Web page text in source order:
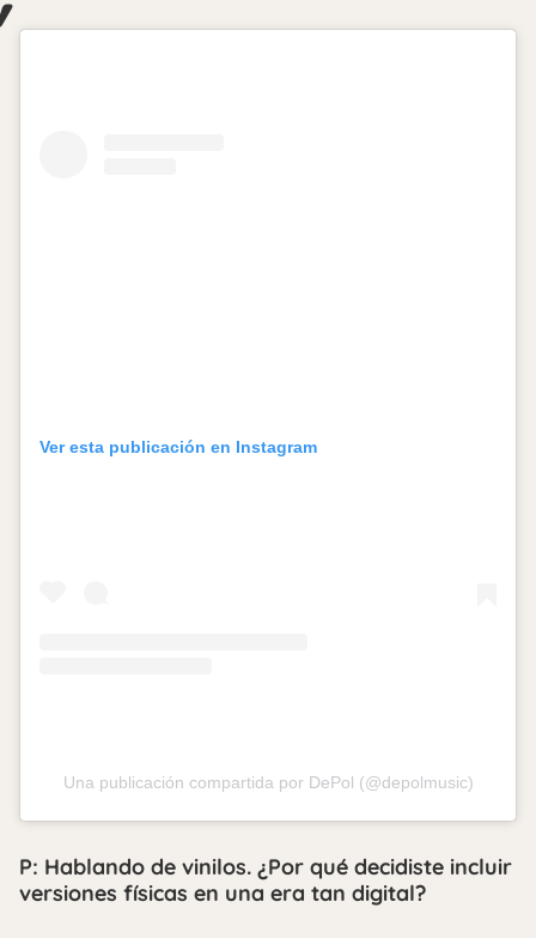
Ver esta publicación en Instagram
Una publicación compartida por DePol (@depolmusic)
P: Hablando de vinilos. ¿Por qué decidiste incluir
versiones físicas en una era tan digital?